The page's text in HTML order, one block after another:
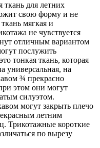
для летних
свою форму и не
мягкая и
не чувствуется
отличным вариантом
послужить
тонкая ткань, которая
универсальная, на
¾ прекрасно
этом они могут
силуэтом.
могут закрыть плечо
летним
Трикотажные короткие
по вырезу